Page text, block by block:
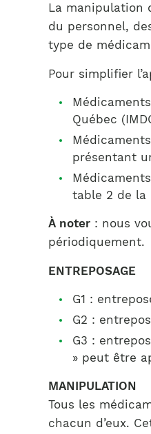
La manipulation
du personnel,
type de
Pour simplifier
Québec
présentant
table 2 de la
À noter : nous
périodiquement.
ENTREPOSAGE
G1 :
G2 :
G3 :
» peut être
MANIPULATION
Tous les
chacun d’eux.